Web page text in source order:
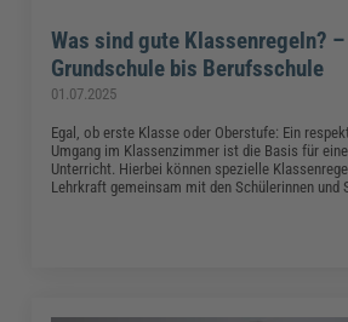
Was sind gute Klassenregeln?
Grundschule bis Berufsschule
01.07.2025
Egal, ob erste Klasse oder Oberstufe: Ein
Umgang im Klassenzimmer ist die Basis für
Unterricht. Hierbei können spezielle
Lehrkraft gemeinsam mit den Schülerinnen und